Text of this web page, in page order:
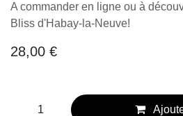
A commander en ligne ou à
Bliss d'Habay-la-Neuve!
28,00 €